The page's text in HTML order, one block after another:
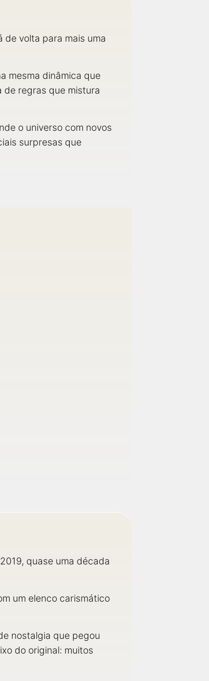
de volta para mais uma
mesma dinâmica que
de regras que mistura
o universo com novos
surpresas que
quase uma década
um elenco carismático
nostalgia que pegou
do original: muitos